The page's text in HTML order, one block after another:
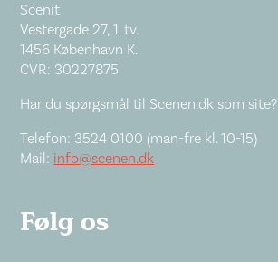
Scenit
Vestergade 27, 1. tv.
1456 København K.
CVR: 30227875
Har du spørgsmål til Scenen.dk som site?
Telefon: 3524 0100 (man-fre kl. 10-15)
Mail: info@scenen.dk
Følg os